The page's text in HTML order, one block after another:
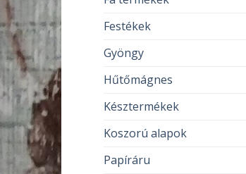
Festékek
Gyöngy
Hűtőmágnes
Késztermékek
Koszorú alapok
Papíráru